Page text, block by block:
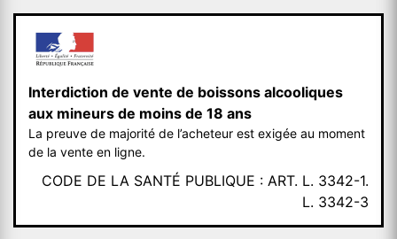
Interdiction de vente de boissons alcooliques
aux mineurs de moins de 18 ans
La preuve de majorité de l’acheteur est exigée au moment
de la vente en ligne.
CODE DE LA SANTÉ PUBLIQUE : ART. L. 3342-1.
L. 3342-3